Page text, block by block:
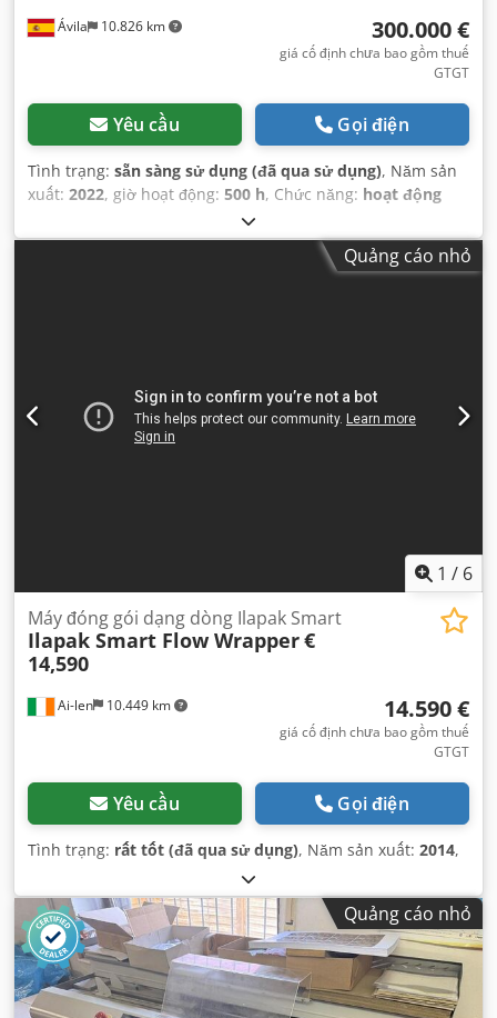
Ávila 10.826 km 300.000 €
giá cố định chưa bao gồm thuế
GTGT
Yêu cầu Gọi điện
Tình trạng: sẵn sàng sử dụng (đã qua sử dụng), Năm sản
xuất: 2022, giờ hoạt động: 500 h, Chức năng: hoạt động
Quảng cáo nhỏ
1 / 6
Ai-len 10.449 km
Máy đóng gói dạng dòng Ilapak Smart
Ilapak Smart Flow Wrapper€
14,590
14.590 €
giá cố định chưa bao gồm thuế
GTGT
Yêu cầu Gọi điện
Tình trạng: rất tốt (đã qua sử dụng), Năm sản xuất: 2014,
Quảng cáo nhỏ